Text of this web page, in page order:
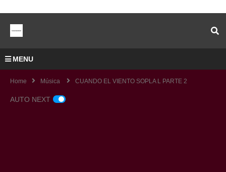
MENU
Home Música CUANDO EL VIENTO SOPLA L PARTE 2
AUTO NEXT